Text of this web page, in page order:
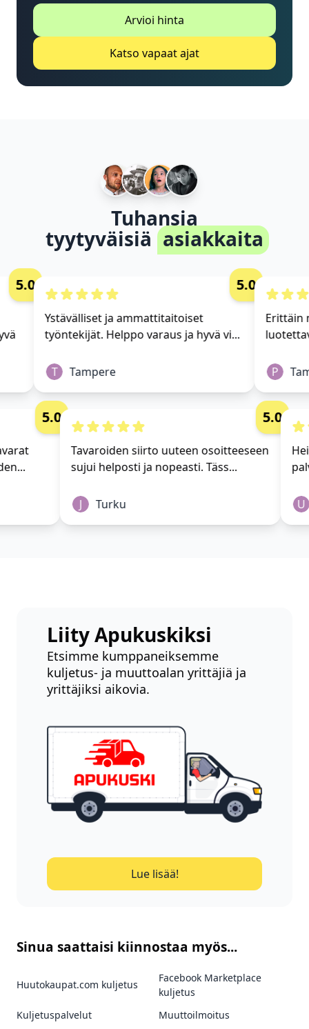
Arvioi hinta
Katso vapaat ajat
Tuhansia
tyytyväisiä asiakkaita
5.0
Ystävälliset ja ammattitaitoiset
työntekijät. Helppo varaus ja hyvä vi...
T Tampere
5.0
Erittäin
P
5.0
Tavaroiden siirto uuteen osoitteeseen
sujui helposti ja nopeasti. Täss...
Turku
5.0
Liity Apukuskiksi
Etsimme kumppaneiksemme
kuljetus- ja muuttoalan yrittäjiä ja
yrittäjiksi aikovia.
Lue lisää!
Sinua saattaisi kiinnostaa myös...
Huutokaupat.com kuljetus
Facebook Marketplace
kuljetus
Kuljetuspalvelut
Muuttoilmoitus